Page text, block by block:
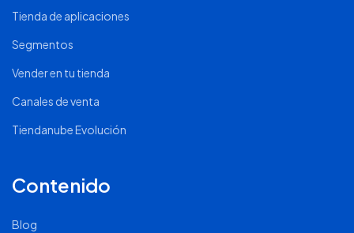
Tienda de aplicaciones
Segmentos
Vender en tu tienda
Canales de venta
Tiendanube Evolución
Contenido
Blog